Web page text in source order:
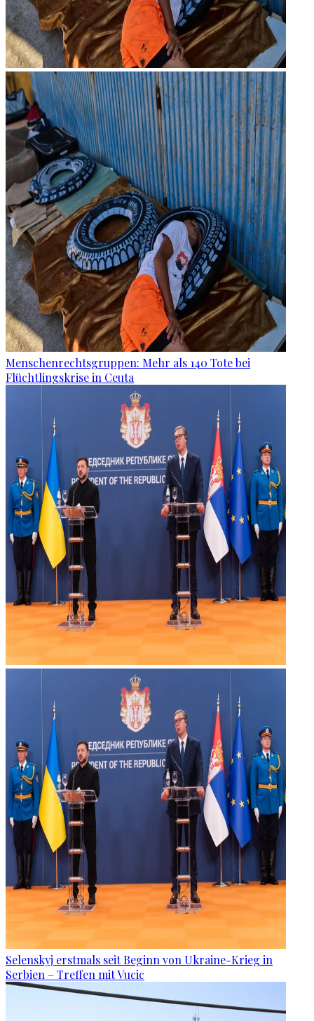
Menschenrechtsgruppen: Mehr als 140 Tote bei
Flüchtlingskrise in Ceuta
Selenskyj erstmals seit Beginn von Ukraine-Krieg in
Serbien – Treffen mit Vucic